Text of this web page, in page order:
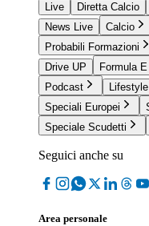
Live
Diretta Calcio
News Live
Calcio
Probabili Formazioni
Drive UP
Formula E
Podcast
Lifestyle
Speciali Europei
Speciale Scudetti
Seguici anche su
Area personale